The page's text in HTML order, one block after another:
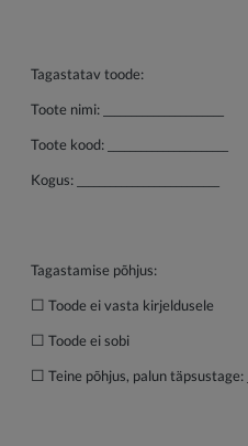
Tagastatav toode:
Toote nimi: ______________________
Toote kood: ______________________
Kogus: __________________________
Tagastamise põhjus:
☐ Toode ei vasta kirjeldusele
☐ Toode ei sobi
☐ Teine põhjus, palun täpsustage: